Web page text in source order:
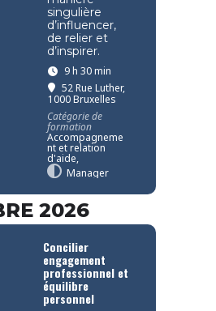
singulière
d’influencer,
de relier et
d’inspirer.
9 h 30 min
52 Rue Luther,
1000 Bruxelles
Catégorie de
formation
Accompagneme
nt et relation
d'aide,
Manager
2026
Concilier
engagement
professionnel et
équilibre
personnel